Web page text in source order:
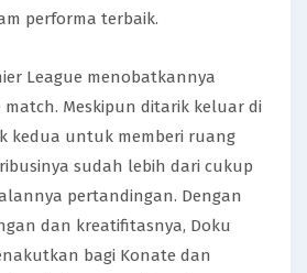
performa terbaik.
League menobatkannya
Meskipun ditarik keluar di
kedua untuk memberi ruang
sudah lebih dari cukup
pertandingan. Dengan
dan kreatifitasnya, Doku
bagi Konate dan